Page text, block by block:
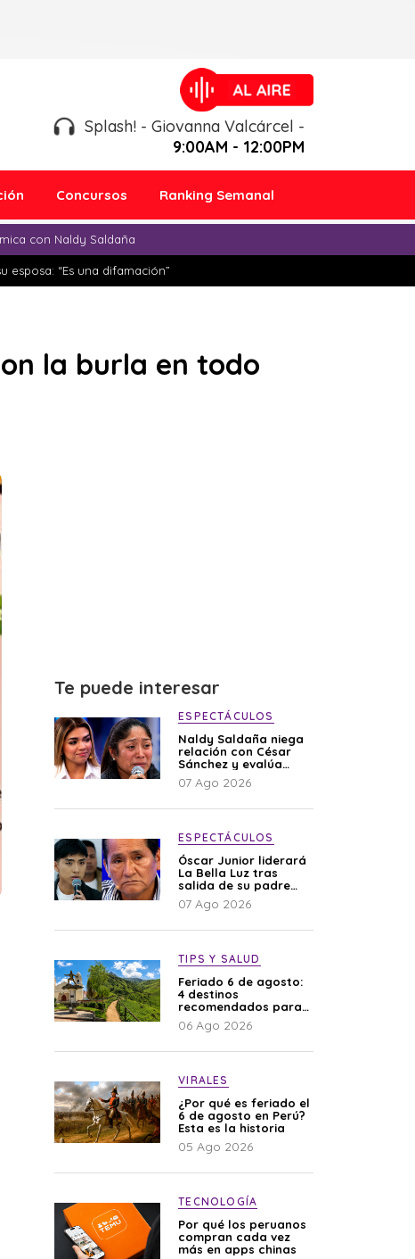
Splash! - Giovanna Valcárcel -
9:00AM - 12:00PM
Concursos Ranking Semanal
con Naldy Saldaña
“Es una difamación”
la burla en todo
Te puede interesar
ESPECTÁCULOS
Naldy Saldaña niega
relación con César
Sánchez y evalúa
denunciar a su
esposa: “Es una
07 Ago 2026
ESPECTÁCULOS
Óscar Junior liderará
La Bella Luz tras
salida de su padre
por polémica con
Naldy Saldaña
07 Ago 2026
TIPS Y SALUD
Feriado 6 de agosto:
4 destinos
recomendados para
disfrutar el descanso
06 Ago 2026
VIRALES
¿Por qué es feriado el
6 de agosto en Perú?
Esta es la historia
05 Ago 2026
TECNOLOGÍA
Por qué los peruanos
compran cada vez
más en apps chinas